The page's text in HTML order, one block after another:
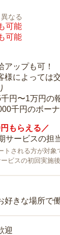
なる
可能
可能
ップも可！
によっては
円〜1万円の
千円のボー
もらえる／
サービスの担
トされる方が対象
ビスの初回実施
きな場所で働
迎